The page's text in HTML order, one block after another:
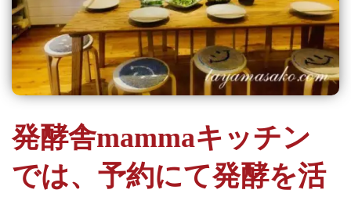
発酵舎mammaキッチン
では、予約にて発酵を活